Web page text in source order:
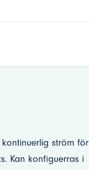
ström för
Kan konfiguerras i